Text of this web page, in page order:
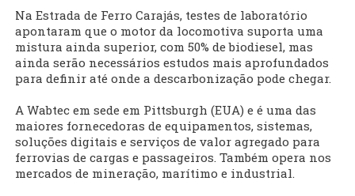
Na Estrada de Ferro Carajás, testes de laboratório
apontaram que o motor da locomotiva suporta uma
mistura ainda superior, com 50% de biodiesel, mas
ainda serão necessários estudos mais aprofundados
para definir até onde a descarbonização pode chegar.
A Wabtec em sede em Pittsburgh (EUA) e é uma das
maiores fornecedoras de equipamentos, sistemas,
soluções digitais e serviços de valor agregado para
ferrovias de cargas e passageiros. Também opera nos
mercados de mineração, marítimo e industrial.